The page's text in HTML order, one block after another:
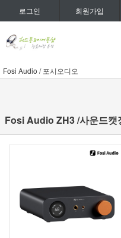
로그인 회원가입
Fosi Audio / 포시오디오
Fosi Audio ZH3 /사운드캣